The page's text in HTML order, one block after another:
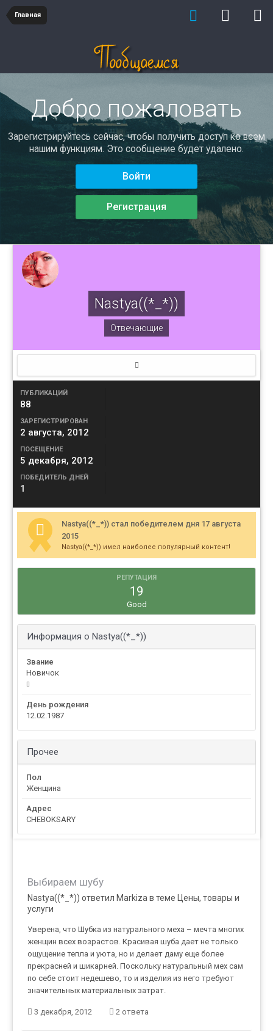
Главная
Добро пожаловать
Зарегистрируйтесь сейчас, чтобы получить доступ ко всем
нашим функциям. Это сообщение будет удалено.
Войти
Регистрация
Nastya((*_*))
Отвечающие
ПУБЛИКАЦИЙ
88
ЗАРЕГИСТРИРОВАН
2 августа, 2012
ПОСЕЩЕНИЕ
5 декабря, 2012
ПОБЕДИТЕЛЬ ДНЕЙ
1
Nastya((*_*)) стал победителем дня 17 августа
2015
Nastya((*_*)) имел наиболее популярный контент!
РЕПУТАЦИЯ
19
Good
Информация о Nastya((*_*))
Звание
Новичок
День рождения
12.02.1987
Прочее
Пол
Женщина
Адрес
CHEBOKSARY
Выбираем шубу
Nastya((*_*)) ответил Markiza в теме Цены, товары и
услуги
Уверена, что Шубка из натурального меха – мечта многих
женщин всех возрастов. Красивая шуба дает не только
ощущение тепла и уюта, но и делает даму еще более
прекрасней и шикарней. Поскольку натуральный мех сам
по себе стоит недешево, то и изделия из него требуют
значительных материальных затрат.
3 декабря, 2012 2 ответа